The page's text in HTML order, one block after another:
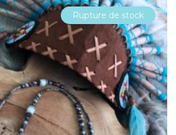
Rupture de stock